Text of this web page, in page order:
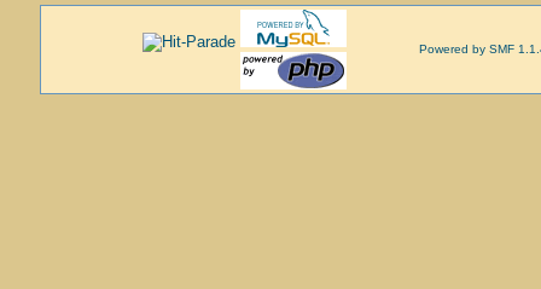
Powered by SMF